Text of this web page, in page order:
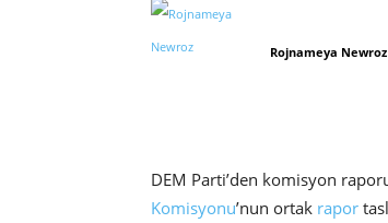
Rojnameya Newroz
DEM Parti’den komisyon
Komisyonu’nun ortak rapor